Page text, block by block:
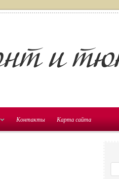
Контакты Карта сайта